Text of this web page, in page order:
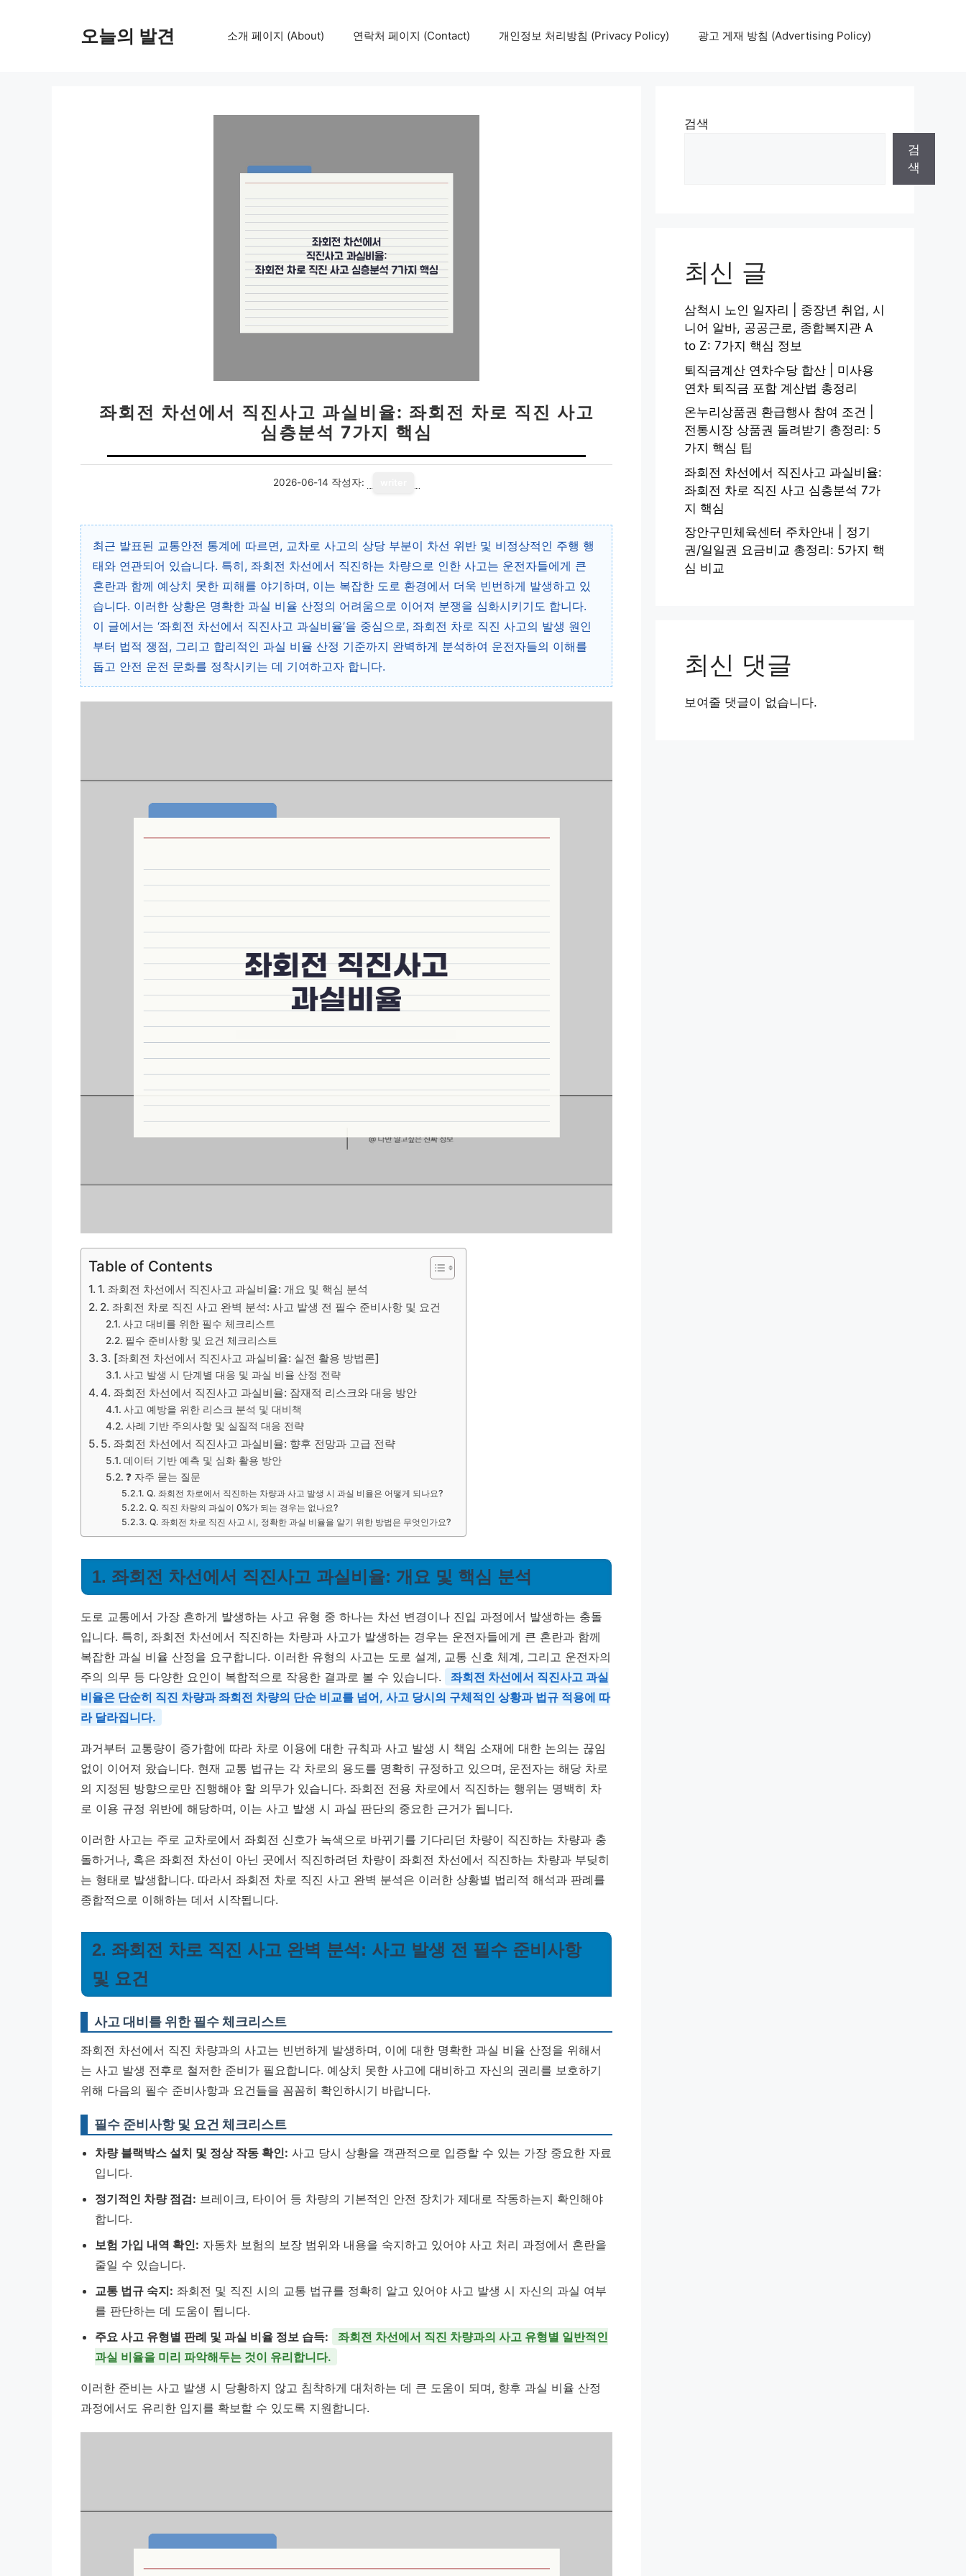
오늘의 발견 소개 페이지 (About) 연락처 페이지 (Contact) 개인정보 처리방침 (Privacy Policy) 광고 게재 방침 (Advertising Policy)
좌회전 차선에서 직진사고 과실비율: 좌회전 차로 직진 사고
심층분석 7가지 핵심
2026-06-14 작성자:
최근 발표된 교통안전 통계에 따르면, 교차로 사고의 상당 부분이 차선 위반 및 비정상적인 주행 행
태와 연관되어 있습니다. 특히, 좌회전 차선에서 직진하는 차량으로 인한 사고는 운전자들에게 큰
혼란과 함께 예상치 못한 피해를 야기하며, 이는 복잡한 도로 환경에서 더욱 빈번하게 발생하고 있
습니다. 이러한 상황은 명확한 과실 비율 산정의 어려움으로 이어져 분쟁을 심화시키기도 합니다.
이 글에서는 ‘좌회전 차선에서 직진사고 과실비율’을 중심으로, 좌회전 차로 직진 사고의 발생 원인
부터 법적 쟁점, 그리고 합리적인 과실 비율 산정 기준까지 완벽하게 분석하여 운전자들의 이해를
돕고 안전 운전 문화를 정착시키는 데 기여하고자 합니다.
Table of Contents
1. 좌회전 차선에서 직진사고 과실비율: 개요 및 핵심 분석
2. 좌회전 차로 직진 사고 완벽 분석: 사고 발생 전 필수 준비사항 및 요건
사고 대비를 위한 필수 체크리스트
필수 준비사항 및 요건 체크리스트
3. [좌회전 차선에서 직진사고 과실비율: 실전 활용 방법론]
사고 발생 시 단계별 대응 및 과실 비율 산정 전략
4. 좌회전 차선에서 직진사고 과실비율: 잠재적 리스크와 대응 방안
사고 예방을 위한 리스크 분석 및 대비책
사례 기반 주의사항 및 실질적 대응 전략
5. 좌회전 차선에서 직진사고 과실비율: 향후 전망과 고급 전략
데이터 기반 예측 및 심화 활용 방안
❓ 자주 묻는 질문
Q. 좌회전 차로에서 직진하는 차량과 사고 발생 시 과실 비율은 어떻게 되나요?
Q. 직진 차량의 과실이 0%가 되는 경우는 없나요?
Q. 좌회전 차로 직진 사고 시, 정확한 과실 비율을 알기 위한 방법은 무엇인가요?
1. 좌회전 차선에서 직진사고 과실비율: 개요 및 핵심 분석
도로 교통에서 가장 흔하게 발생하는 사고 유형 중 하나는 차선 변경이나 진입 과정에서 발생하는 충돌
입니다. 특히, 좌회전 차선에서 직진하는 차량과 사고가 발생하는 경우는 운전자들에게 큰 혼란과 함께
복잡한 과실 비율 산정을 요구합니다. 이러한 유형의 사고는 도로 설계, 교통 신호 체계, 그리고 운전자의
주의 의무 등 다양한 요인이 복합적으로 작용한 결과로 볼 수 있습니다.
좌회전 차선에서 직진사고 과실
비율은 단순히 직진 차량과 좌회전 차량의 단순 비교를 넘어, 사고 당시의 구체적인 상황과 법규 적용에 따
라 달라집니다.
과거부터 교통량이 증가함에 따라 차로 이용에 대한 규칙과 사고 발생 시 책임 소재에 대한 논의는 끊임
없이 이어져 왔습니다. 현재 교통 법규는 각 차로의 용도를 명확히 규정하고 있으며, 운전자는 해당 차로
의 지정된 방향으로만 진행해야 할 의무가 있습니다. 좌회전 전용 차로에서 직진하는 행위는 명백히 차
로 이용 규정 위반에 해당하며, 이는 사고 발생 시 과실 판단의 중요한 근거가 됩니다.
이러한 사고는 주로 교차로에서 좌회전 신호가 녹색으로 바뀌기를 기다리던 차량이 직진하는 차량과 충
돌하거나, 혹은 좌회전 차선이 아닌 곳에서 직진하려던 차량이 좌회전 차선에서 직진하는 차량과 부딪히
는 형태로 발생합니다. 따라서 좌회전 차로 직진 사고 완벽 분석은 이러한 상황별 법리적 해석과 판례를
종합적으로 이해하는 데서 시작됩니다.
2. 좌회전 차로 직진 사고 완벽 분석: 사고 발생 전 필수 준비사항
및 요건
사고 대비를 위한 필수 체크리스트
좌회전 차선에서 직진 차량과의 사고는 빈번하게 발생하며, 이에 대한 명확한 과실 비율 산정을 위해서
는 사고 발생 전후로 철저한 준비가 필요합니다. 예상치 못한 사고에 대비하고 자신의 권리를 보호하기
위해 다음의 필수 준비사항과 요건들을 꼼꼼히 확인하시기 바랍니다.
필수 준비사항 및 요건 체크리스트
차량 블랙박스 설치 및 정상 작동 확인: 사고 당시 상황을 객관적으로 입증할 수 있는 가장 중요한 자료
입니다.
정기적인 차량 점검: 브레이크, 타이어 등 차량의 기본적인 안전 장치가 제대로 작동하는지 확인해야
합니다.
보험 가입 내역 확인: 자동차 보험의 보장 범위와 내용을 숙지하고 있어야 사고 처리 과정에서 혼란을
줄일 수 있습니다.
교통 법규 숙지: 좌회전 및 직진 시의 교통 법규를 정확히 알고 있어야 사고 발생 시 자신의 과실 여부
를 판단하는 데 도움이 됩니다.
주요 사고 유형별 판례 및 과실 비율 정보 습득:
좌회전 차선에서 직진 차량과의 사고 유형별 일반적인
과실 비율을 미리 파악해두는 것이 유리합니다.
이러한 준비는 사고 발생 시 당황하지 않고 침착하게 대처하는 데 큰 도움이 되며, 향후 과실 비율 산정
과정에서도 유리한 입지를 확보할 수 있도록 지원합니다.
검색
검
색
최신 글
삼척시 노인 일자리 | 중장년 취업, 시
니어 알바, 공공근로, 종합복지관 A
to Z: 7가지 핵심 정보
퇴직금계산 연차수당 합산 | 미사용
연차 퇴직금 포함 계산법 총정리
온누리상품권 환급행사 참여 조건 |
전통시장 상품권 돌려받기 총정리: 5
가지 핵심 팁
좌회전 차선에서 직진사고 과실비율:
좌회전 차로 직진 사고 심층분석 7가
지 핵심
장안구민체육센터 주차안내 | 정기
권/일일권 요금비교 총정리: 5가지 핵
심 비교
최신 댓글
보여줄 댓글이 없습니다.